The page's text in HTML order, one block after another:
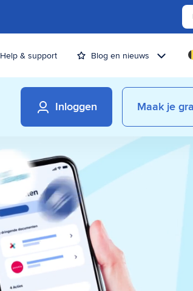
Help & support Blog en nieuws
Inloggen Maak je